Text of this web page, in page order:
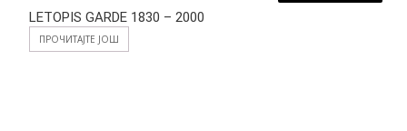
LETOPIS GARDE 1830 – 2000
ПРОЧИТАЈТЕ ЈОШ